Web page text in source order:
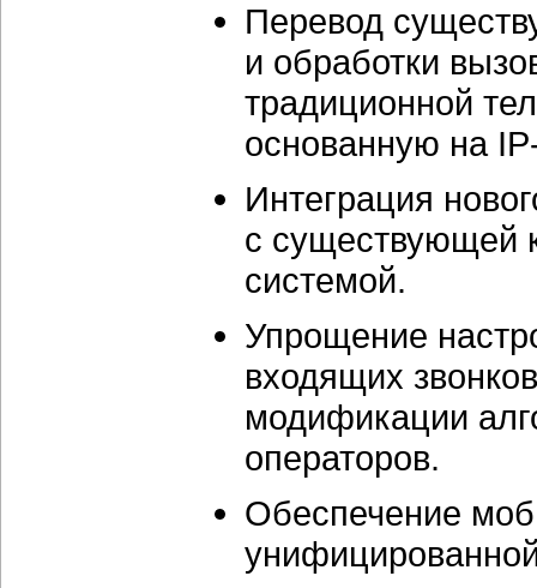
Перевод
и обработки
традиционной
основанную на
Интеграция
с существующей
системой.
Упрощение
входящих
модификации
операторов.
Обеспечение